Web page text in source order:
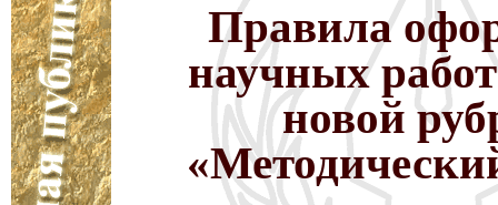
Правила
научных
новой